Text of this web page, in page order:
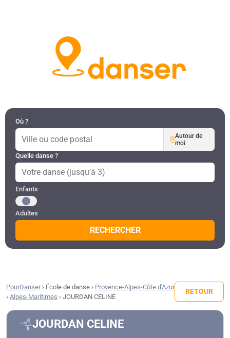
Où ?
Autour de
moi
Quelle danse ?
Public recherché
Enfants
Adultes
RECHERCHER
PourDanser› École de danse › Provence-Alpes-Côte d'Azur
› Alpes-Maritimes › JOURDAN CELINE
RETOUR
JOURDAN CELINE